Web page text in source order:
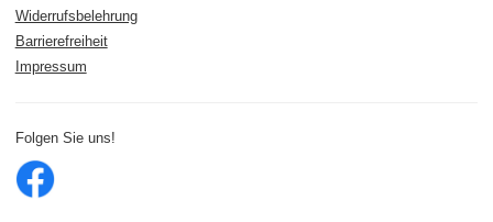
Widerrufsbelehrung
Barrierefreiheit
Impressum
Folgen Sie uns!